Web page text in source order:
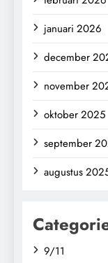
januari 2026
december
november
oktober 2025
september
augustus
9/11